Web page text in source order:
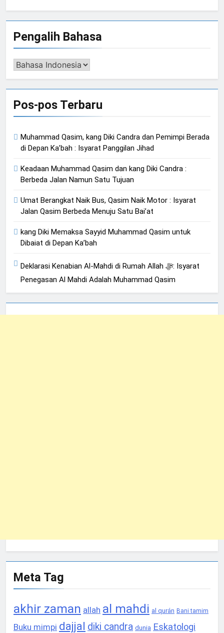
Pengalih Bahasa
Pengalih
Pos-pos Terbaru
Muhammad Qasim, kang Diki Candra dan Pemimpi Berada
di Depan Ka’bah : Isyarat Panggilan Jihad
Keadaan Muhammad Qasim dan kang Diki Candra :
Berbeda Jalan Namun Satu Tujuan
Umat Berangkat Naik Bus, Qasim Naik Motor : Isyarat
Jalan Qasim Berbeda Menuju Satu Bai’at
kang Diki Memaksa Sayyid Muhammad Qasim untuk
Dibaiat di Depan Ka’bah
Deklarasi Kenabian Al-Mahdi di Rumah Allah ﷻ: Isyarat
Penegasan Al Mahdi Adalah Muhammad Qasim
Meta Tag
akhir zaman allah al mahdi al qurán Bani tamim
Buku mimpi dajjal diki candra dunia Eskatologi